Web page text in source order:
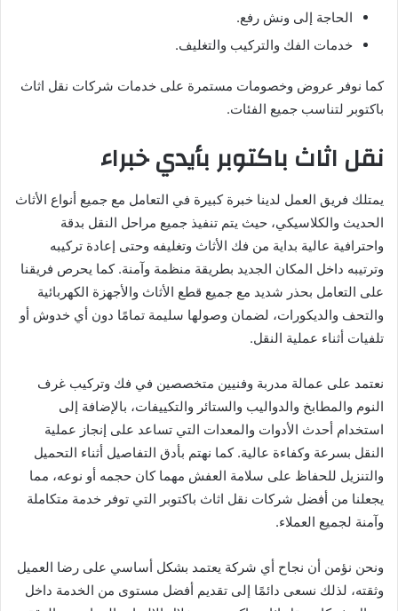
الحاجة إلى ونش رفع.
خدمات الفك والتركيب والتغليف.
كما نوفر عروض وخصومات مستمرة على خدمات شركات نقل اثاث
باكتوبر لتناسب جميع الفئات.
نقل اثاث باكتوبر بأيدي خبراء
يمتلك فريق العمل لدينا خبرة كبيرة في التعامل مع جميع أنواع الأثاث
الحديث والكلاسيكي، حيث يتم تنفيذ جميع مراحل النقل بدقة
واحترافية عالية بداية من فك الأثاث وتغليفه وحتى إعادة تركيبه
وترتيبه داخل المكان الجديد بطريقة منظمة وآمنة. كما يحرص فريقنا
على التعامل بحذر شديد مع جميع قطع الأثاث والأجهزة الكهربائية
والتحف والديكورات، لضمان وصولها سليمة تمامًا دون أي خدوش أو
تلفيات أثناء عملية النقل.
نعتمد على عمالة مدربة وفنيين متخصصين في فك وتركيب غرف
النوم والمطابخ والدواليب والستائر والتكييفات، بالإضافة إلى
استخدام أحدث الأدوات والمعدات التي تساعد على إنجاز عملية
النقل بسرعة وكفاءة عالية. كما نهتم بأدق التفاصيل أثناء التحميل
والتنزيل للحفاظ على سلامة العفش مهما كان حجمه أو نوعه، مما
يجعلنا من أفضل شركات نقل اثاث باكتوبر التي توفر خدمة متكاملة
وآمنة لجميع العملاء.
ونحن نؤمن أن نجاح أي شركة يعتمد بشكل أساسي على رضا العميل
وثقته، لذلك نسعى دائمًا إلى تقديم أفضل مستوى من الخدمة داخل